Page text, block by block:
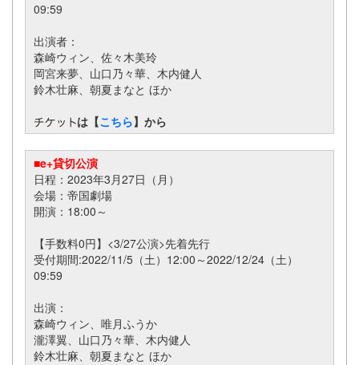
09:59
出演者：
森崎ウィン、佐々木美玲
岡宮来夢、山口乃々華、木内健人
鈴木壮麻、朝夏まなと ほか
は【こちら】から
■e+貸切公演
日程：2023年3月27日（月）
会場：帝国劇場
開演：18:00～
【手数料0円】<3/27公演>先着先行
受付期間:2022/11/5（土）12:00～2022/12/24（土）
09:59
出演：
森崎ウィン、唯月ふうか
瀧澤翼、山口乃々華、木内健人
鈴木壮麻、朝夏まなと ほか